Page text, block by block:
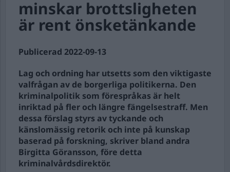
minskar brottsligheten
är rent önsketänkande
Publicerad 2022-09-13
Lag och ordning har utsetts som den viktigaste
valfrågan av de borgerliga politikerna. Den
kriminalpolitik som förespråkas är helt
inriktad på fler och längre fängelsestraff. Men
dessa förslag styrs av tyckande och
känslomässig retorik och inte på kunskap
baserad på forskning, skriver bland andra
Birgitta Göransson, före detta
kriminalvårdsdirektör.